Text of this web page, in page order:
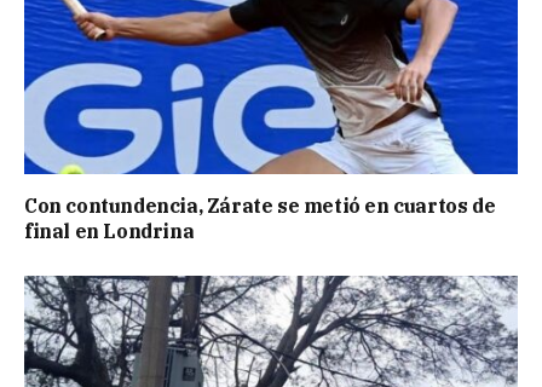
Con contundencia, Zárate se metió en cuartos de
final en Londrina